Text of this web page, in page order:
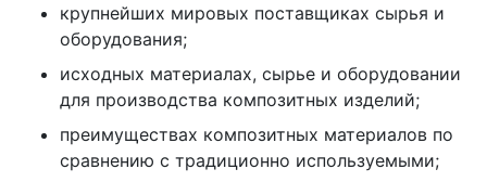
крупнейших мировых поставщиках сырья и
оборудования;
исходных материалах, сырье и оборудовании
для производства композитных изделий;
преимуществах композитных материалов по
сравнению с традиционно используемыми;